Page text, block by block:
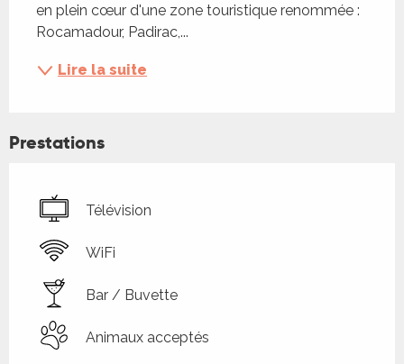
en plein cœur d'une zone touristique renommée :
Rocamadour, Padirac,...
Lire la suite
Prestations
Télévision
WiFi
Bar / Buvette
Animaux acceptés